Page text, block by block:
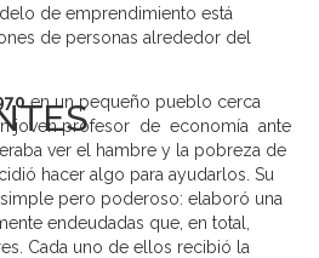
de emprendimiento está
de personas alrededor del
en un pequeño pueblo cerca
joven profesor de economía ante
ver el hambre y la pobreza de
hacer algo para ayudarlos. Su
pero poderoso: elaboró una
endeudadas que, en total,
Cada uno de ellos recibió la